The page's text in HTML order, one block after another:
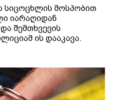
სიცოცხლის მოსპობით
იარაღიდან
შემთხვევის
ის დააკავა.